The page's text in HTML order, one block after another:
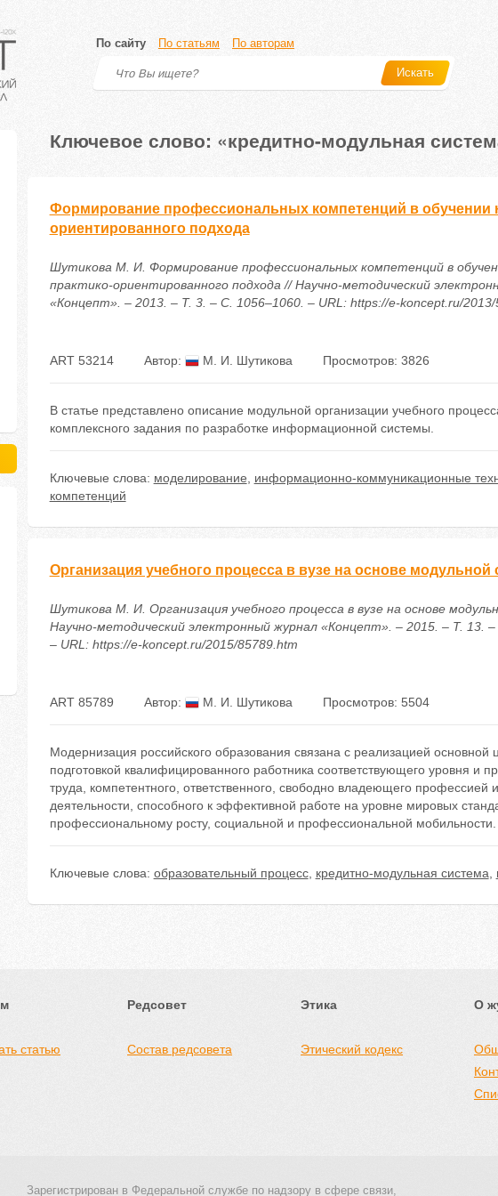
По сайту По статьям По авторам
Искать
Ключевое слово: «кредитно-модульная
Формирование профессиональных компетенций в обучении
ориентированного подхода
Шутикова М. И. Формирование профессиональных компетенций в
практико-ориентированного подхода // Научно-методический
«Концепт». – 2013. – Т. 3. – С. 1056–1060. – URL: https://e-koncept.ru/2013/
ART 53214 Автор: М. И. Шутикова Просмотров: 3826
В статье представлено описание модульной организации учебного
комплексного задания по разработке информационной системы.
Ключевые слова: моделирование информационно-коммуникационные
компетенций
Организация учебного процесса в вузе на основе модульной
Шутикова М. И. Организация учебного процесса в вузе на основе
Научно-методический электронный журнал «Концепт». – 2015. – Т. 13. –
– URL: https://e-koncept.ru/2015/85789.htm
ART 85789 Автор: М. И. Шутикова Просмотров: 5504
Модернизация российского образования связана с реализацией
подготовкой квалифицированного работника соответствующего уровня и
труда, компетентного, ответственного, свободно владеющего профессией
деятельности, способного к эффективной работе на уровне мировых
профессиональному росту, социальной и профессиональной мобильности.
Ключевые слова: образовательный процесс, кредитно-модульная система
статью
Редсовет
Состав редсовета
Этика
Этический кодекс
О
Зарегистрирован в Федеральной службе по надзору в сфере связи,